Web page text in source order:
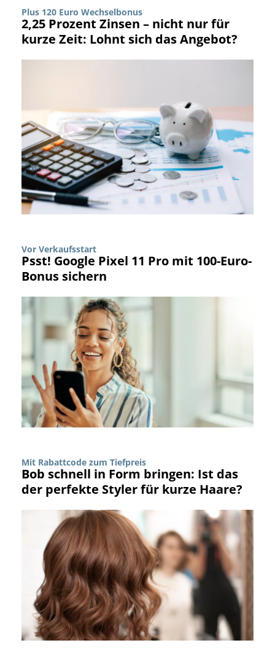
Plus 120 Euro Wechselbonus
2,25 Prozent Zinsen – nicht nur für
kurze Zeit: Lohnt sich das Angebot?
Vor Verkaufsstart
Psst! Google Pixel 11 Pro mit 100-Euro-
Bonus sichern
Mit Rabattcode zum Tiefpreis
Bob schnell in Form bringen: Ist das
der perfekte Styler für kurze Haare?